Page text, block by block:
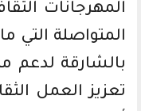
المهرجانات
المتواصلة التي
بالشارقة لدعم
تعزيز العمل